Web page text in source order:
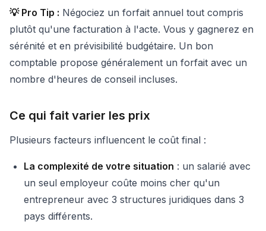
💡 Pro Tip : Négociez un forfait annuel tout compris
plutôt qu'une facturation à l'acte. Vous y gagnerez en
sérénité et en prévisibilité budgétaire. Un bon
comptable propose généralement un forfait avec un
nombre d'heures de conseil incluses.
Ce qui fait varier les prix
Plusieurs facteurs influencent le coût final :
La complexité de votre situation : un salarié avec
un seul employeur coûte moins cher qu'un
entrepreneur avec 3 structures juridiques dans 3
pays différents.